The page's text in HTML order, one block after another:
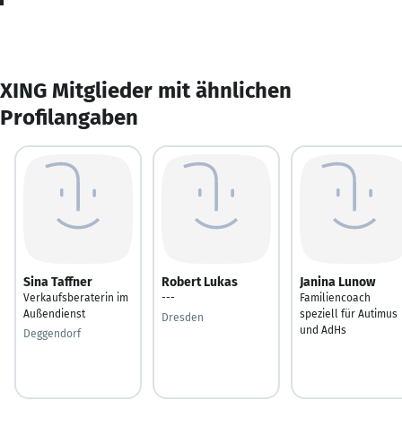
XING Mitglieder mit ähnlichen
Profilangaben
Sina Taffner
Verkaufsberaterin im
Außendienst
Deggendorf
Robert Lukas
---
Dresden
Janina Lunow
Familiencoach
speziell für Autimus
und AdHs